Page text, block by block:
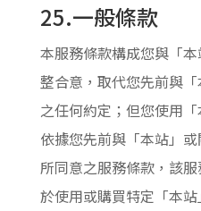
25.一般條款
本服務條款構成您與「
整合意，取代您先前與
之任何約定；但您使用
依據您先前與「本站」
所同意之服務條款，該
於使用或購買特定「本